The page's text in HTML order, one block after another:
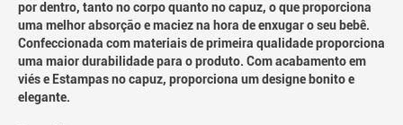
por dentro, tanto no corpo quanto no capuz, o que proporciona
uma melhor absorção e maciez na hora de enxugar o seu bebê.
Confeccionada com materiais de primeira qualidade proporciona
uma maior durabilidade para o produto. Com acabamento em
viés e Estampas no capuz, proporciona um designe bonito e
elegante.